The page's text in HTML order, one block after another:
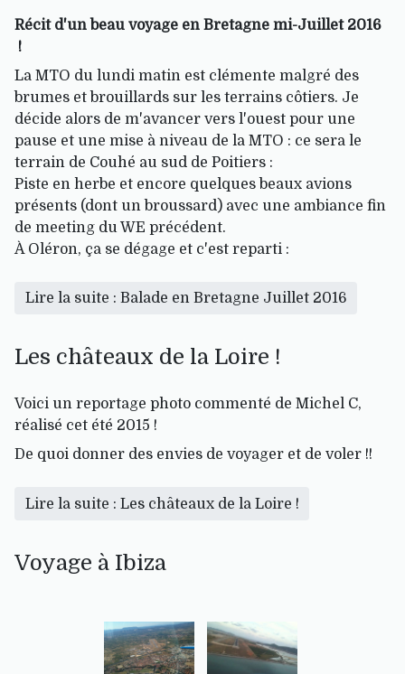
Récit d'un beau voyage en Bretagne mi-Juillet 2016
!
La MTO du lundi matin est clémente malgré des
brumes et brouillards sur les terrains côtiers. Je
décide alors de m'avancer vers l'ouest pour une
pause et une mise à niveau de la MTO : ce sera le
terrain de Couhé au sud de Poitiers :
Piste en herbe et encore quelques beaux avions
présents (dont un broussard) avec une ambiance fin
de meeting du WE précédent.
À Oléron, ça se dégage et c'est reparti :
Lire la suite : Balade en Bretagne Juillet 2016
Les châteaux de la Loire !
Voici un reportage photo commenté de Michel C,
réalisé cet été 2015 !
De quoi donner des envies de voyager et de voler !!
Lire la suite : Les châteaux de la Loire !
Voyage à Ibiza